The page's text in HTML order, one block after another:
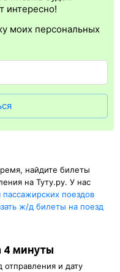
том, что не обязательно
для всех заказов,
электронной
купона.
интересно!
моих персональных
найдите билеты
на Туту.ру. У нас
поездов
ж/д билеты на поезд
4 минуты
отправления и дату